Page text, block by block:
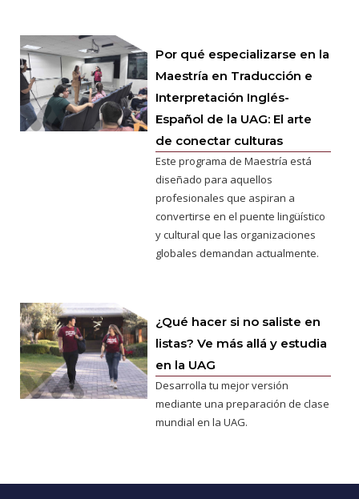
Por qué especializarse en la
Maestría en Traducción e
Interpretación Inglés-
Español de la UAG: El arte
de conectar culturas
Este programa de Maestría está
diseñado para aquellos
profesionales que aspiran a
convertirse en el puente lingüístico
y cultural que las organizaciones
globales demandan actualmente.
¿Qué hacer si no saliste en
listas? Ve más allá y estudia
en la UAG
Desarrolla tu mejor versión
mediante una preparación de clase
mundial en la UAG.